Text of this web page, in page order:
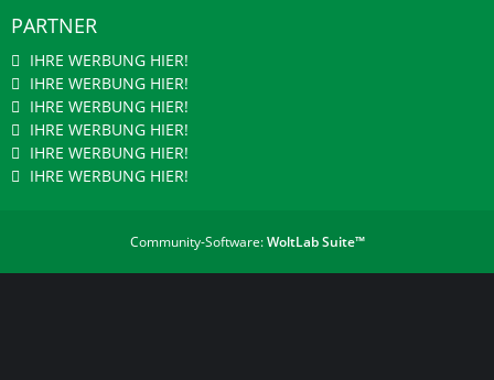
PARTNER
IHRE WERBUNG HIER!
IHRE WERBUNG HIER!
IHRE WERBUNG HIER!
IHRE WERBUNG HIER!
IHRE WERBUNG HIER!
IHRE WERBUNG HIER!
Community-Software:WoltLab Suite™